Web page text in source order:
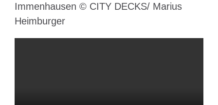
Immenhausen © CITY DECKS/ Marius
Heimburger